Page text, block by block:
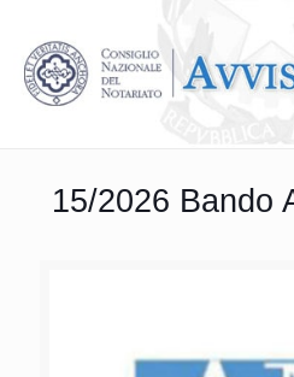
15/2026 Bando